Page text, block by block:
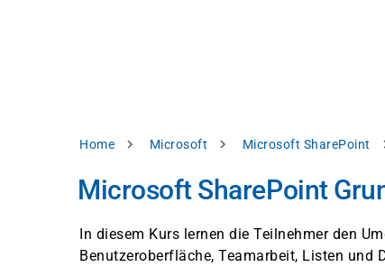
Pfadnavigation
Home Microsoft Microsoft SharePoint
Microsoft SharePoint
In diesem Kurs lernen die Teilnehmer den
Benutzeroberfläche, Teamarbeit, Listen und